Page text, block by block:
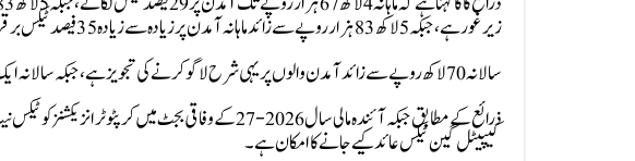
زیر غور ہے،جبکہ 5 لاکھ 83 ہزار روپے سے زائد ماہانہ آمدن پر زیادہ سے زیادہ 35 فیصد ٹیکس برقرار رکھنے کا امکان ہے۔
سالانہ 70 لاکھ روپے سے زائد آمدن والوں پر یہی شرح لاگو کرنے کی تجویز ہے،جبکہ سالانہ ایک کروڑ سے زائد کمانے والوں پر عائد سرچارج ختم ہو سکتا ہے۔
ذرائع کے مطابق جبکہ آئندہ مالی سال2026-27 کے وفاقی بجٹ
کیپیٹل گین ٹیکس عائد کیے جانے کا امکان ہے۔